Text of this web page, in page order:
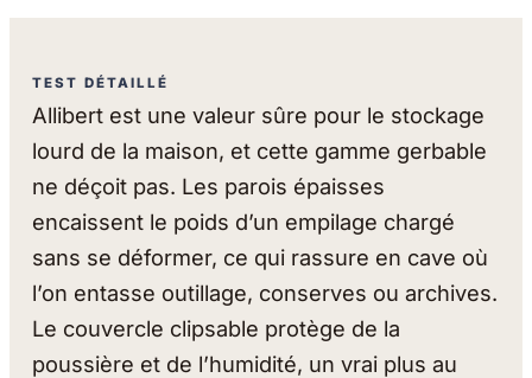
TEST DÉTAILLÉ
Allibert est une valeur sûre pour le stockage
lourd de la maison, et cette gamme gerbable
ne déçoit pas. Les parois épaisses
encaissent le poids d’un empilage chargé
sans se déformer, ce qui rassure en cave où
l’on entasse outillage, conserves ou archives.
Le couvercle clipsable protège de la
poussière et de l’humidité, un vrai plus au